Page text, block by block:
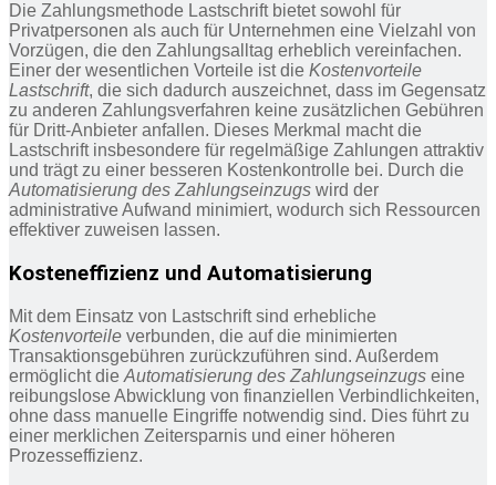
Die Zahlungsmethode Lastschrift bietet sowohl für
Privatpersonen als auch für Unternehmen eine Vielzahl von
Vorzügen, die den Zahlungsalltag erheblich vereinfachen.
Einer der wesentlichen Vorteile ist die Kostenvorteile
Lastschrift, die sich dadurch auszeichnet, dass im Gegensatz
zu anderen Zahlungsverfahren keine zusätzlichen Gebühren
für Dritt-Anbieter anfallen. Dieses Merkmal macht die
Lastschrift insbesondere für regelmäßige Zahlungen attraktiv
und trägt zu einer besseren Kostenkontrolle bei. Durch die
Automatisierung des Zahlungseinzugs wird der
administrative Aufwand minimiert, wodurch sich Ressourcen
effektiver zuweisen lassen.
Kosteneffizienz und Automatisierung
Mit dem Einsatz von Lastschrift sind erhebliche
Kostenvorteile verbunden, die auf die minimierten
Transaktionsgebühren zurückzuführen sind. Außerdem
ermöglicht die Automatisierung des Zahlungseinzugs eine
reibungslose Abwicklung von finanziellen Verbindlichkeiten,
ohne dass manuelle Eingriffe notwendig sind. Dies führt zu
einer merklichen Zeitersparnis und einer höheren
Prozesseffizienz.